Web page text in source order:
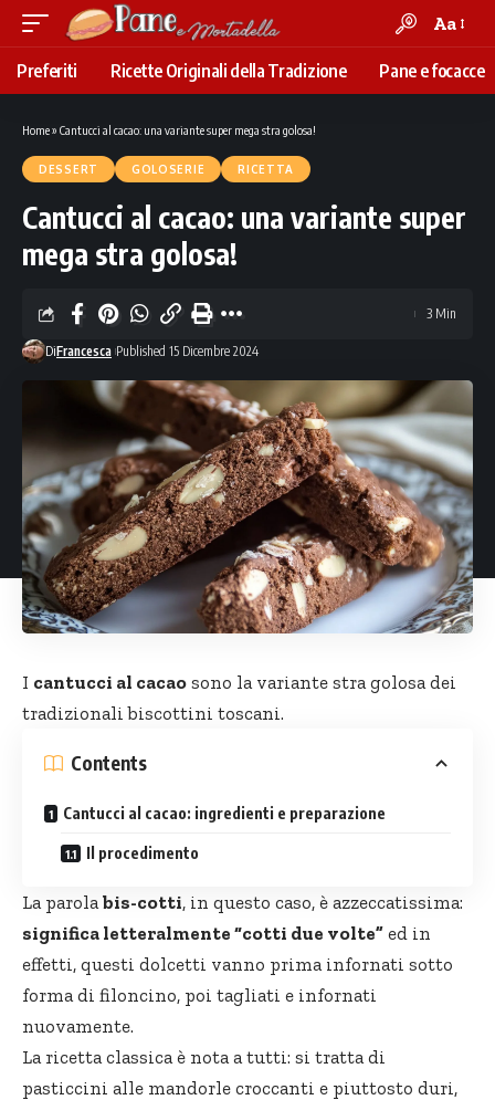
Font
Resizer
Aa
Preferiti Ricette Originali della Tradizione Pane e focacce
Home» Cantucci al cacao: una variante super mega stra golosa!
DESSERT GOLOSERIE RICETTA
Cantucci al cacao: una variante super
mega stra golosa!
DiFrancesca Published 15 Dicembre 2024
3 Min
I cantucci al cacao sono la variante stra golosa dei
tradizionali biscottini toscani.
Contents
Cantucci al cacao: ingredienti e preparazione
Il procedimento
La parola bis-cotti, in questo caso, è azzeccatissima:
significa letteralmente “cotti due volte” ed in
effetti, questi dolcetti vanno prima infornati sotto
forma di filoncino, poi tagliati e infornati
nuovamente.
La ricetta classica è nota a tutti: si tratta di
pasticcini alle mandorle croccanti e piuttosto duri,